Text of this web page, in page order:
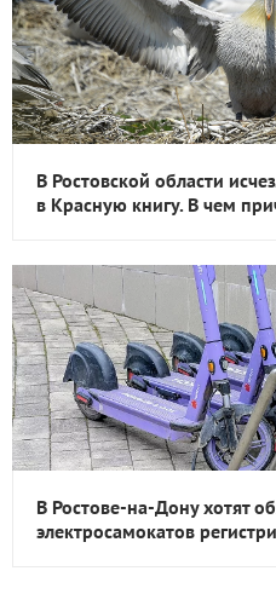
В Ростовской области
в Красную книгу. В чем
В Ростове-на-Дону хотят
электросамокатов